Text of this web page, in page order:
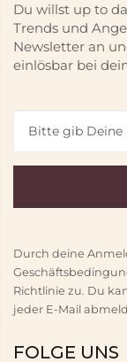
Du willst up to
Trends und
Newsletter an
einlösbar bei
Durch deine
Richtlinie zu. Du
jeder E-Mail
FOLGE UNS